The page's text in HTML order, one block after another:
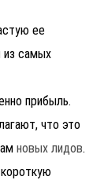
ее
из самых
прибыль.
что это
новых лидов.